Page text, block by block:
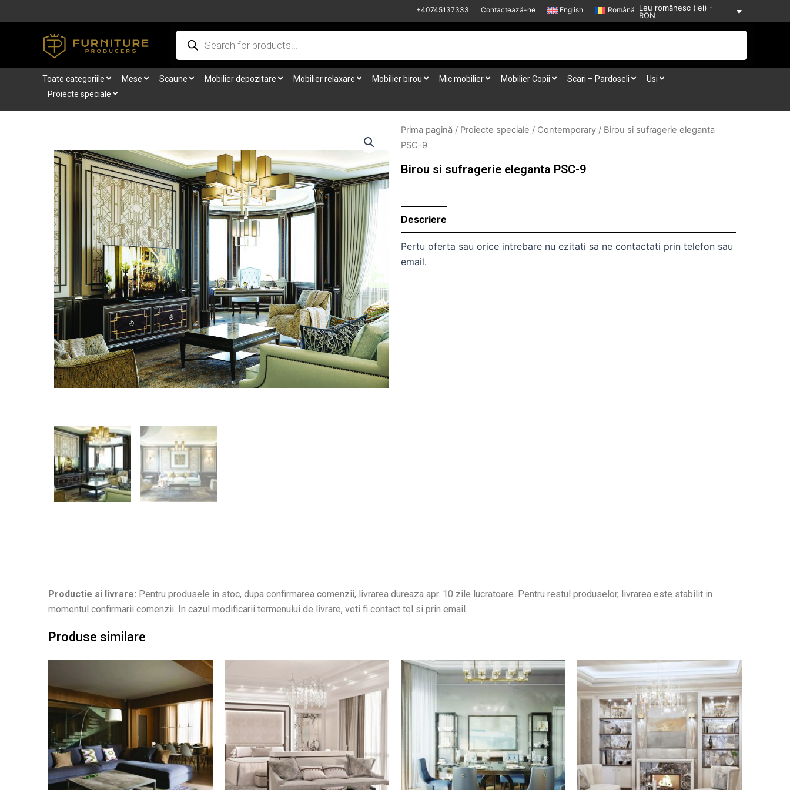
to
+40745137333 Contactează-ne English Română Leu românesc (lei) -
RON
Products
search
Toate categoriile Mese Scaune Mobilier depozitare Mobilier relaxare Mobilier birou Mic mobilier Mobilier Copii Scari – Pardoseli
Usi
Proiecte speciale
Prima pagină / Proiecte speciale / Contemporary / Birou si sufragerie eleganta
PSC-9
Birou si sufragerie eleganta PSC-9
Descriere
Pertu oferta sau orice intrebare nu ezitati sa ne contactati prin telefon sau
email.
Productie si livrare: Pentru produsele in stoc, dupa confirmarea comenzii, livrarea dureaza apr. 10 zile lucratoare. Pentru restul produselor, livrarea este stabilit in
momentul confirmarii comenzii. In cazul modificarii termenului de livrare, veti fi contact tel si prin email.
Produse similare